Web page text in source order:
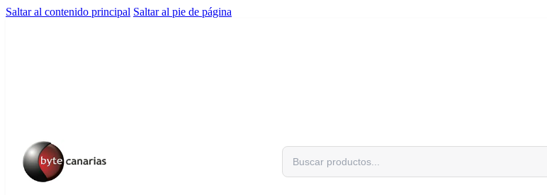
Saltar al contenido principal Saltar al pie de página
Buscar